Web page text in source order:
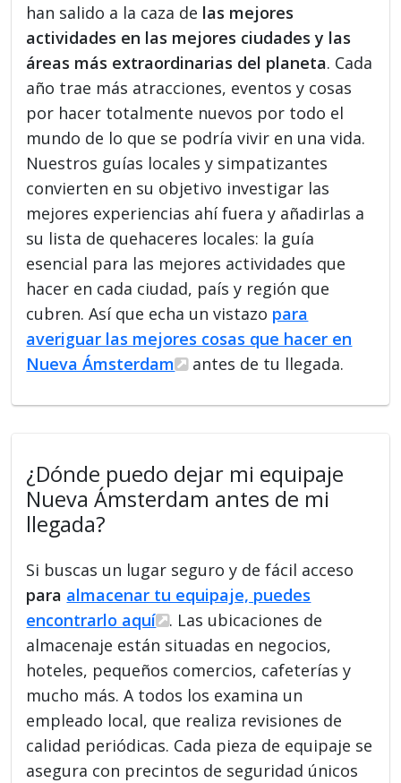
han salido a la caza de las mejores
actividades en las mejores ciudades y las
áreas más extraordinarias del planeta. Cada
año trae más atracciones, eventos y cosas
por hacer totalmente nuevos por todo el
mundo de lo que se podría vivir en una vida.
Nuestros guías locales y simpatizantes
convierten en su objetivo investigar las
mejores experiencias ahí fuera y añadirlas a
su lista de quehaceres locales: la guía
esencial para las mejores actividades que
hacer en cada ciudad, país y región que
cubren. Así que echa un vistazo para
averiguar las mejores cosas que hacer en
Nueva Ámsterdam
antes de tu llegada.
¿Dónde puedo dejar mi equipaje
Nueva Ámsterdam antes de mi
llegada?
Si buscas un lugar seguro y de fácil acceso
para almacenar tu equipaje, puedes
encontrarlo aquí
. Las ubicaciones de
almacenaje están situadas en negocios,
hoteles, pequeños comercios, cafeterías y
mucho más. A todos los examina un
empleado local, que realiza revisiones de
calidad periódicas. Cada pieza de equipaje se
asegura con precintos de seguridad únicos